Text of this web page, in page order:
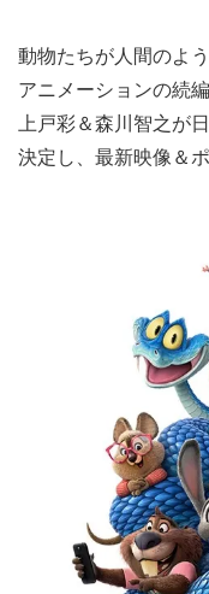
動物たちが人間のよ
アニメーションの続
上戸彩＆森川智之が
決定し、最新映像＆